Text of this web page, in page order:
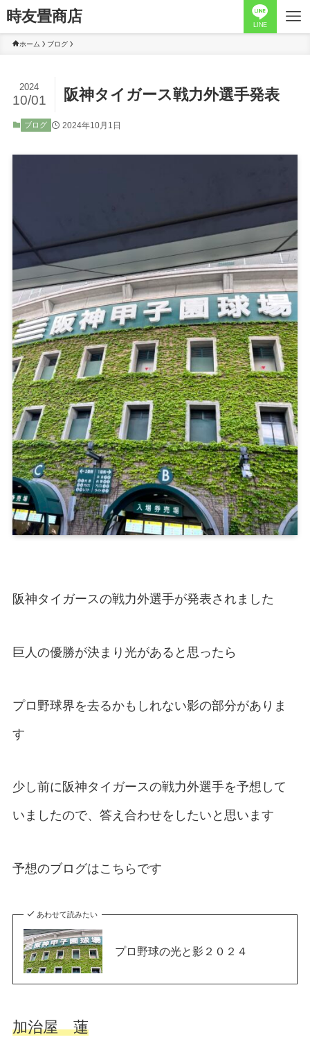
時友畳商店 LINE
ホーム ブログ
阪神タイガース戦力外選手発表
2024
10/01
ブログ 2024年10月1日
阪神タイガースの戦力外選手が発表されました
巨人の優勝が決まり光があると思ったら
プロ野球界を去るかもしれない影の部分がありま
す
少し前に阪神タイガースの戦力外選手を予想して
いましたので、答え合わせをしたいと思います
予想のブログはこちらです
あわせて読みたい
プロ野球の光と影２０２４
加治屋 蓮